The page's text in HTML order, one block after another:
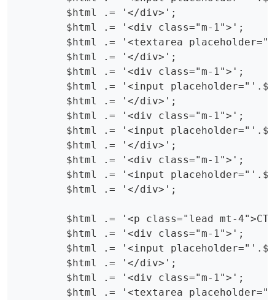
        $html .= '</div>';
        $html .= '<div class="m-1">';
$html .= '<textarea
        $html .= '</div>';
        $html .= '<div class="m-1">';
$html .= '<input
        $html .= '</div>';
        $html .= '<div class="m-1">';
$html .= '<input
        $html .= '</div>';
        $html .= '<div class="m-1">';
$html .= '<input
        $html .= '</div>';
$html .= '<p class="lead mt-
        $html .= '<div class="m-1">';
$html .= '<input
        $html .= '</div>';
        $html .= '<div class="m-1">';
$html .= '<textarea